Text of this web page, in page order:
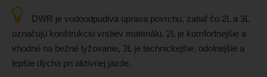
DWR je vodoodpudivá úprava povrchu, zatiaľ čo 2L a 3L
označujú konštrukciu vrstiev materiálu. 2L je komfortnejšie a
vhodné na bežné lyžovanie, 3L je technickejšie, odolnejšie a
lepšie dýcha pri aktívnej jazde.